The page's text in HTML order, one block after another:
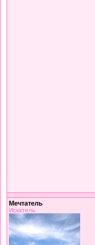
Мечтатель
Искатель